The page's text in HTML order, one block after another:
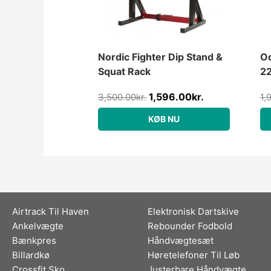
Nordic Fighter Dip Stand &
Squat Rack
3,500.00kr. 1,596.00kr.
KØB NU
Airtrack Til Haven
Ankelvægte
Bænkpres
Billardkø
Elektronisk Dartskive
Rebounder Fodbold
Håndvægtesæt
Høretelefoner Til Løb